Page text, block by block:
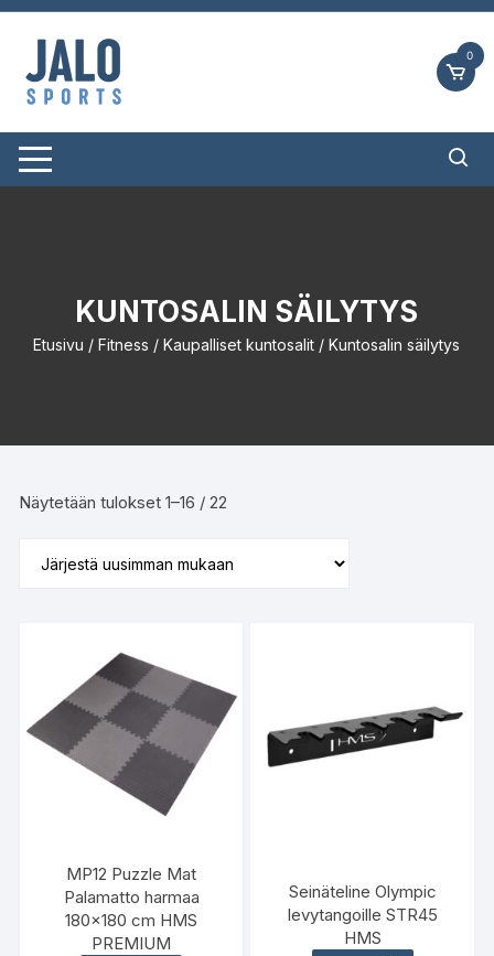
Siirry
suoraan
sisältöön
0
KUNTOSALIN SÄILYTYS
Etusivu /Fitness /Kaupalliset kuntosalit / Kuntosalin säilytys
Näytetään tulokset 1–16 / 22
MP12 Puzzle Mat
Palamatto harmaa
180×180 cm HMS
PREMIUM
Seinäteline Olympic
levytangoille STR45
HMS